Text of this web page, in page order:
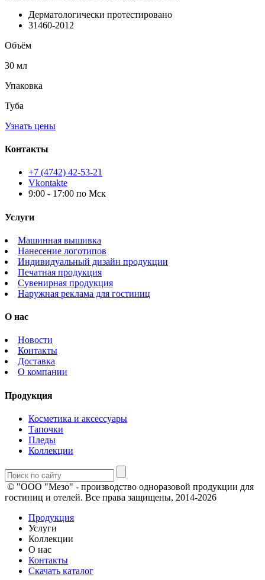
Дерматологически протестировано
31460-2012
Объём
30 мл
Упаковка
Туба
Узнать цены
Контакты
+7 (4742) 42-53-21
Vkontakte
9:00 - 17:00 по Мск
Услуги
Машинная вышивка
Нанесение логотипов
Индивидуальный дизайн продукции
Печатная продукция
Сувенирная продукция
Наружная реклама для гостиниц
О нас
Новости
Контакты
Доставка
О компании
Продукция
Косметика и аксессуары
Тапочки
Пледы
Коллекции
© "ООО "Мезо" - производство одноразовой продукции для
гостиниц и отелей. Все права защищены, 2014-2026
Продукция
Услуги
Коллекции
О нас
Контакты
Скачать каталог